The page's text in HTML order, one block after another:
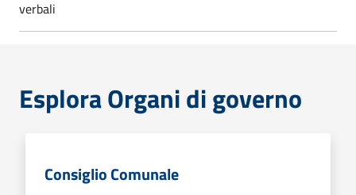
verbali
Esplora Organi di governo
Consiglio Comunale